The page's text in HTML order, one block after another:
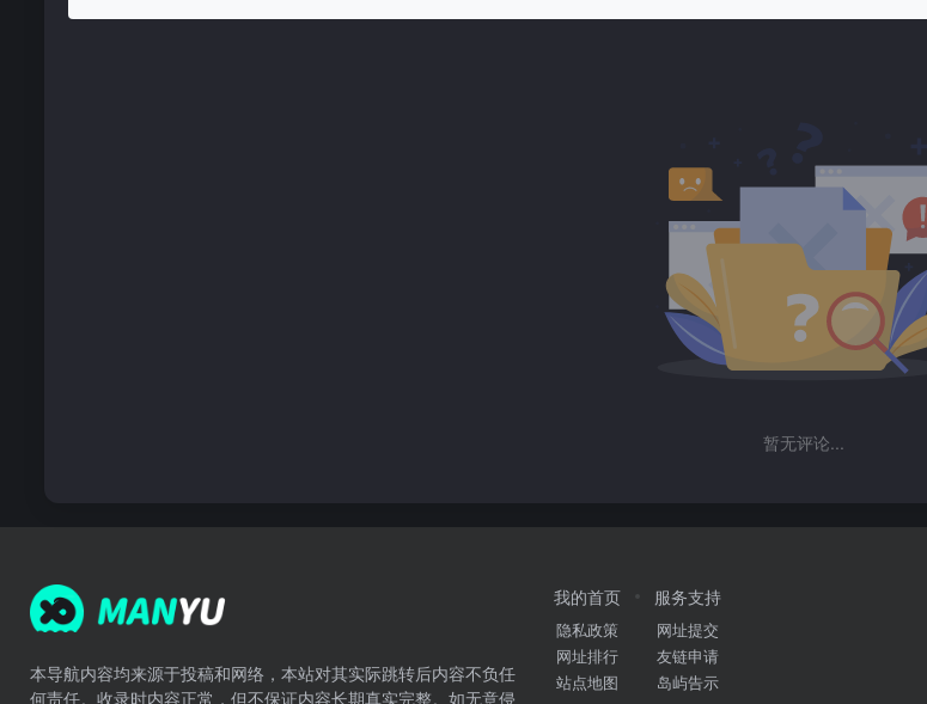
暂无评论...
本导航内容均来源于投稿和网络，本站对其实际跳转后内容不负任
何责任。收录时内容正常，但不保证内容长期真实完整。如无意侵
我的首页
隐私政策
网址排行
站点地图
服务支持
网址提交
友链申请
岛屿告示